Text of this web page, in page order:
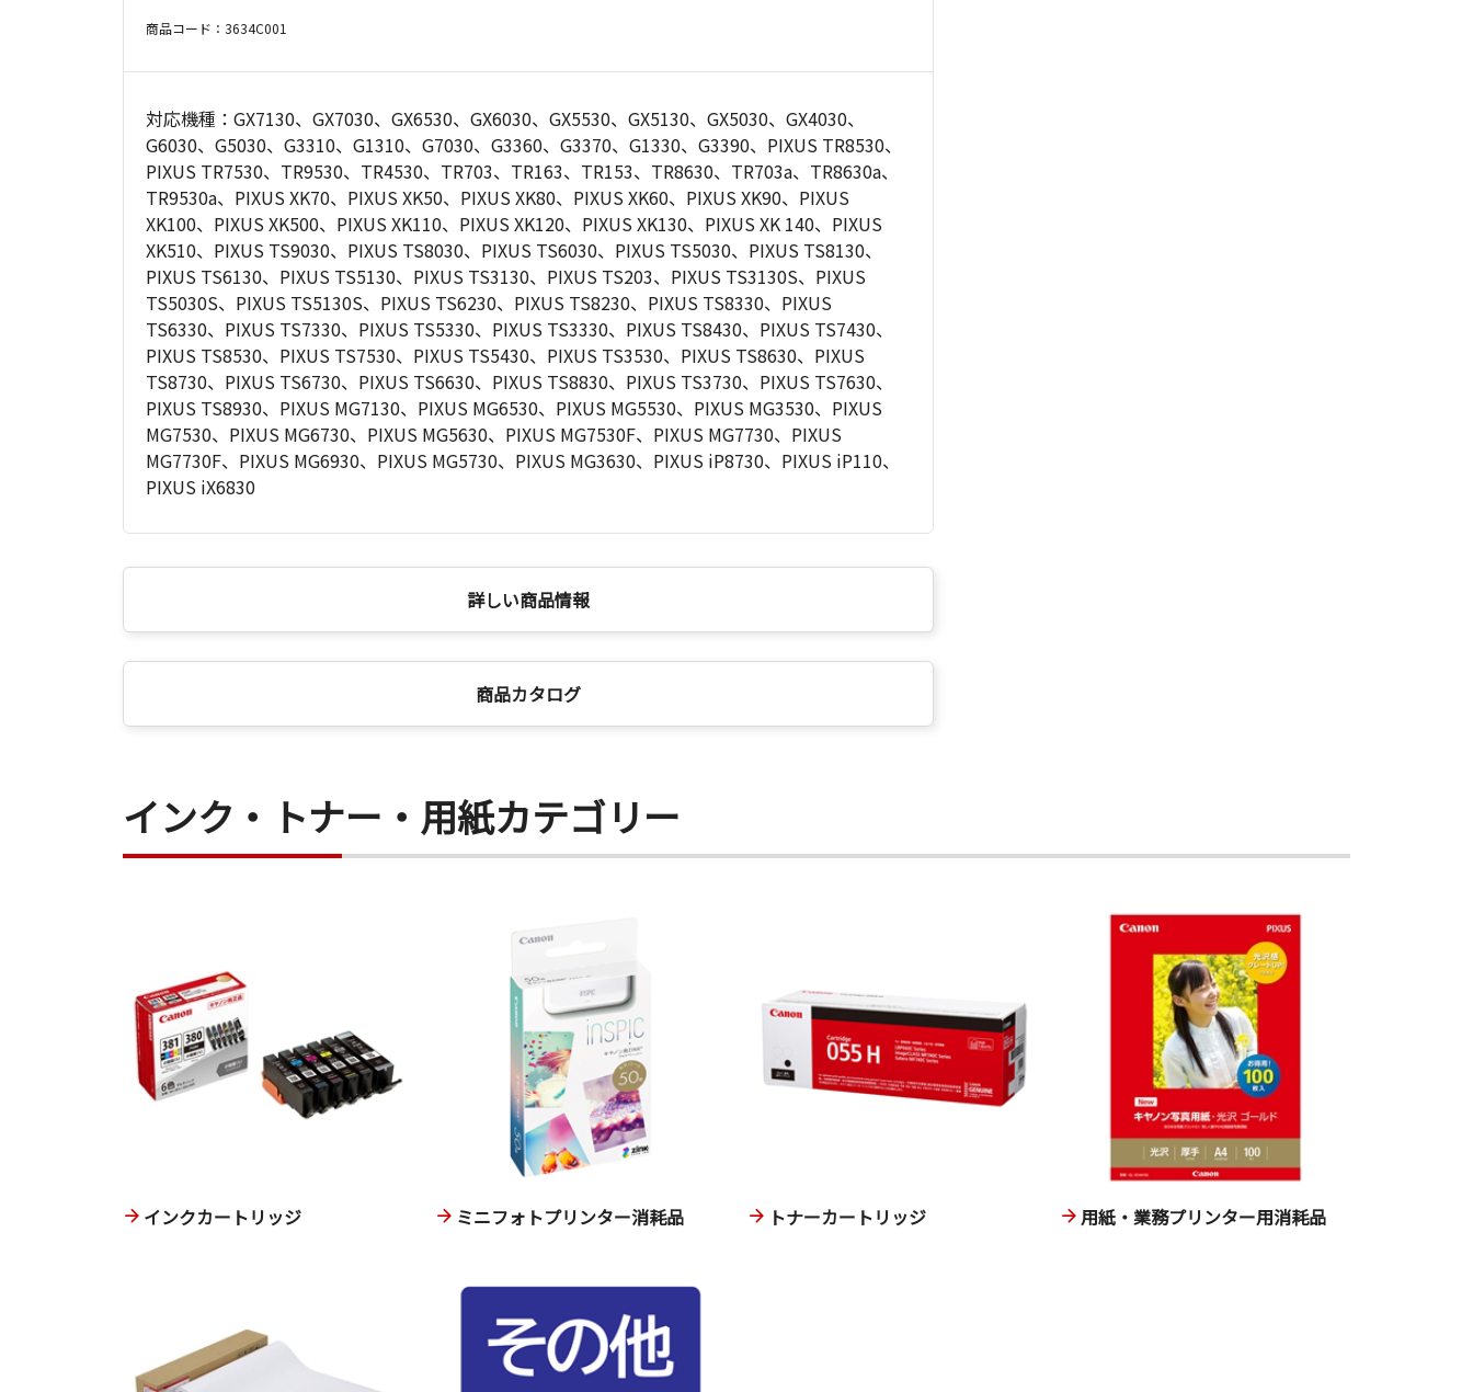
商品コード：3634C001
対応機種：GX7130、GX7030、GX6530、GX6030、GX5530、GX5130、GX5030、GX4030、
G6030、G5030、G3310、G1310、G7030、G3360、G3370、G1330、G3390、PIXUS TR8530、
PIXUS TR7530、TR9530、TR4530、TR703、TR163、TR153、TR8630、TR703a、TR8630a、
TR9530a、PIXUS XK70、PIXUS XK50、PIXUS XK80、PIXUS XK60、PIXUS XK90、PIXUS
XK100、PIXUS XK500、PIXUS XK110、PIXUS XK120、PIXUS XK130、PIXUS XK 140、PIXUS
XK510、PIXUS TS9030、PIXUS TS8030、PIXUS TS6030、PIXUS TS5030、PIXUS TS8130、
PIXUS TS6130、PIXUS TS5130、PIXUS TS3130、PIXUS TS203、PIXUS TS3130S、PIXUS
TS5030S、PIXUS TS5130S、PIXUS TS6230、PIXUS TS8230、PIXUS TS8330、PIXUS
TS6330、PIXUS TS7330、PIXUS TS5330、PIXUS TS3330、PIXUS TS8430、PIXUS TS7430、
PIXUS TS8530、PIXUS TS7530、PIXUS TS5430、PIXUS TS3530、PIXUS TS8630、PIXUS
TS8730、PIXUS TS6730、PIXUS TS6630、PIXUS TS8830、PIXUS TS3730、PIXUS TS7630、
PIXUS TS8930、PIXUS MG7130、PIXUS MG6530、PIXUS MG5530、PIXUS MG3530、PIXUS
MG7530、PIXUS MG6730、PIXUS MG5630、PIXUS MG7530F、PIXUS MG7730、PIXUS
MG7730F、PIXUS MG6930、PIXUS MG5730、PIXUS MG3630、PIXUS iP8730、PIXUS iP110、
PIXUS iX6830
詳しい商品情報
商品カタログ
インク・トナー・用紙カテゴリー
インクカートリッジ ミニフォトプリンター消耗品 トナーカートリッジ 用紙・業務プリンター用消耗品